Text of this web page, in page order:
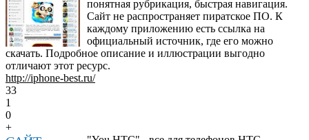
понятная рубрикация, быстрая навигация.
Сайт не распространяет пиратское ПО. К
каждому приложению есть ссылка на
официальный источник, где его можно
скачать. Подробное описание и иллюстрации выгодно
отличают этот ресурс.
http://iphone-best.ru/
33
1
0
+